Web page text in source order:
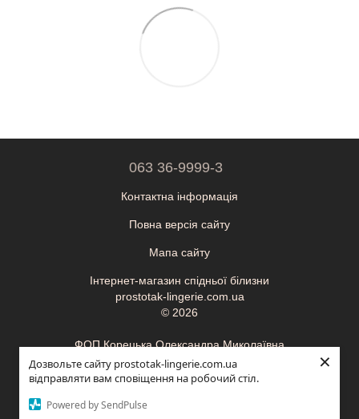
Дозвольте сайту prostotak-lingerie.com.ua
відправляти вам сповіщення на робочий стіл.
Powered by SendPulse
×
063 36-9999-3
Контактна інформація
Повна версія сайту
Мапа сайту
Інтернет-магазин спідньої білизни
prostotak-lingerie.com.ua
© 2026
ФОП Корецька Олександра Миколаївна
ІПН (ЄДРПОУ): 3595410900